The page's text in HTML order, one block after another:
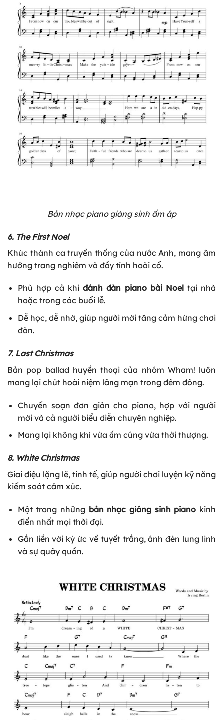
Bản nhạc piano giáng sinh ấm áp
6. The First Noel
Khúc thánh ca truyền thống của nước Anh, mang âm
hưởng trang nghiêm và đầy tính hoài cổ.
Phù hợp cả khiđánh đàn piano bài Noeltại nhà
hoặc trong các buổi lễ.
Dễ học, dễ nhớ, giúp người mới tăng cảm hứng chơi
đàn.
7. Last Christmas
Bản pop ballad huyền thoại của nhóm Wham! luôn
mang lại chút hoài niệm lãng mạn trong đêm đông.
Chuyển soạn đơn giản cho piano, hợp với người
mới và cả người biểu diễn chuyên nghiệp.
Mang lại không khí vừa ấm cúng vừa thời thượng.
8. White Christmas
Giai điệu lặng lẽ, tinh tế, giúp người chơi luyện kỹ năng
kiểm soát cảm xúc.
Một trong những bản nhạc giáng sinh piano kinh
điển nhất mọi thời đại.
Gắn liền với ký ức về tuyết trắng, ánh đèn lung linh
và sự quây quần.